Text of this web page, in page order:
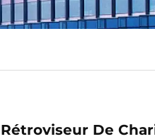
Rétroviseur De